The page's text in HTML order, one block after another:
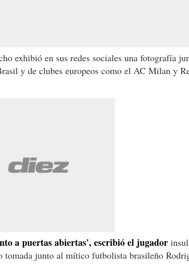
exhibió en sus redes sociales una fotografía
y de clubes europeos como el AC Milan y
a puertas abiertas', escribió el jugador
tomada junto al mítico futbolista brasileño